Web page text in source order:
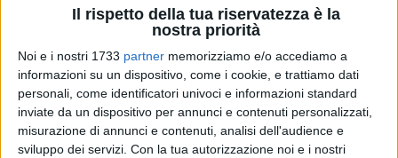
Il rispetto della tua riservatezza è la
nostra priorità
Noi e i nostri 1733 partner memorizziamo e/o accediamo a
informazioni su un dispositivo, come i cookie, e trattiamo dati
personali, come identificatori univoci e informazioni standard
inviate da un dispositivo per annunci e contenuti personalizzati,
misurazione di annunci e contenuti, analisi dell'audience e
sviluppo dei servizi. Con la tua autorizzazione noi e i nostri
A cura di
VITTORIA SCASCIAMACCHIA
Sarà realizzata a Matera l'antenna che riceverà in Italia i dati
del programma europeo di osservazione della Terra,
Copernicus, lanciato da Agenzia Spaziale Europea (Esa) e
Commissione Ue e basato su una costellazione di
'Sentinelle' del pianeta.